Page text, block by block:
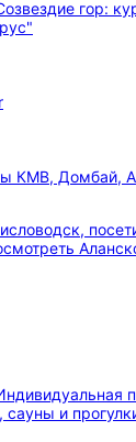
КМВ, Домбай,